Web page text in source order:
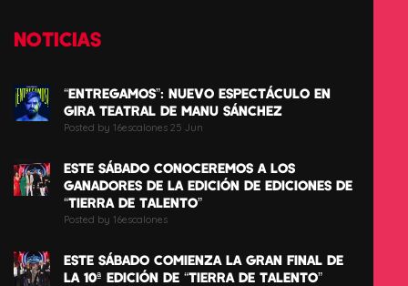
NOTICIAS
“ENTREGAMOS”: NUEVO ESPECTÁCULO EN
GIRA TEATRAL DE MANU SÁNCHEZ
Posted by 16escalones 25 Jun
ESTE SÁBADO CONOCEREMOS A LOS
GANADORES DE LA EDICIÓN DE EDICIONES DE
“TIERRA DE TALENTO”
Posted by 16escalones
ESTE SÁBADO COMIENZA LA GRAN FINAL DE
LA 10ª EDICIÓN DE “TIERRA DE TALENTO”